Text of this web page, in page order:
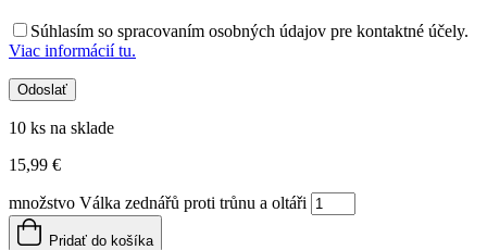
Súhlasím so spracovaním osobných údajov pre kontaktné účely.
Viac informácií tu.
10 ks na sklade
15,99 €
množstvo Válka zednářů proti trůnu a oltáři
Pridať do košíka